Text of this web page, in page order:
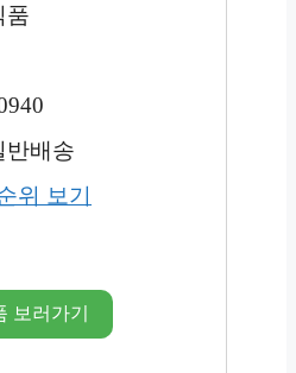
품
반배송
위 보기
보러가기